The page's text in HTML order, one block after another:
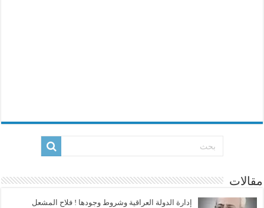
مقالات
إدارة الدولة العراقية وشروط وجودها ! فلاح المشعل